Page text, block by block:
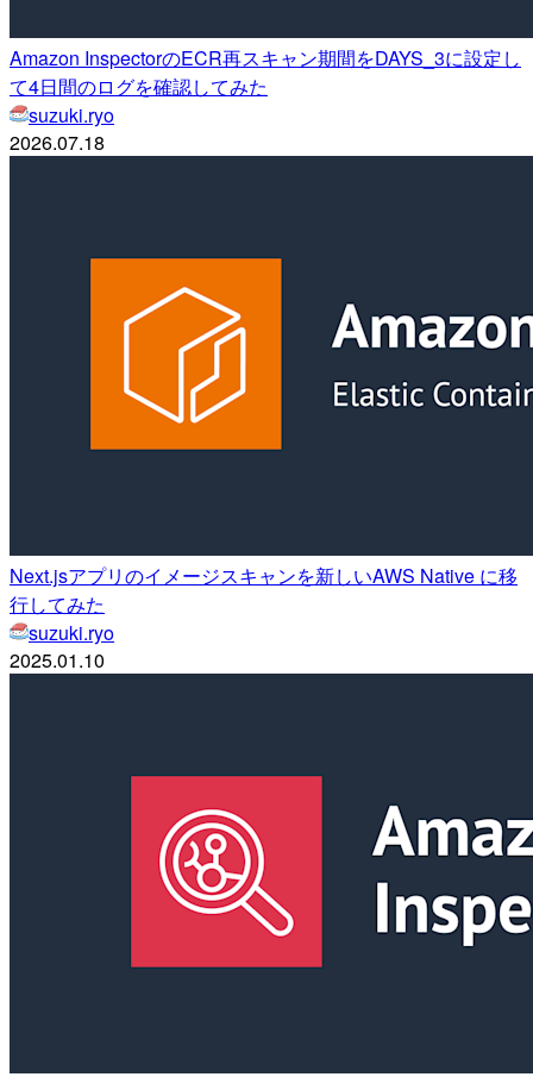
Amazon InspectorのECR再スキャン期間をDAYS_3に設定し
て4日間のログを確認してみた
suzuki.ryo
2026.07.18
Next.jsアプリのイメージスキャンを新しいAWS Native に移
行してみた
suzuki.ryo
2025.01.10